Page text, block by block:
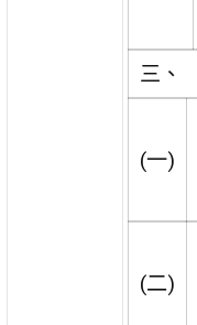
三、
(一)
(二)